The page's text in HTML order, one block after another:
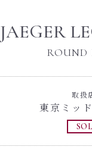
JAEGER
ROUND
取扱
東京ミッ